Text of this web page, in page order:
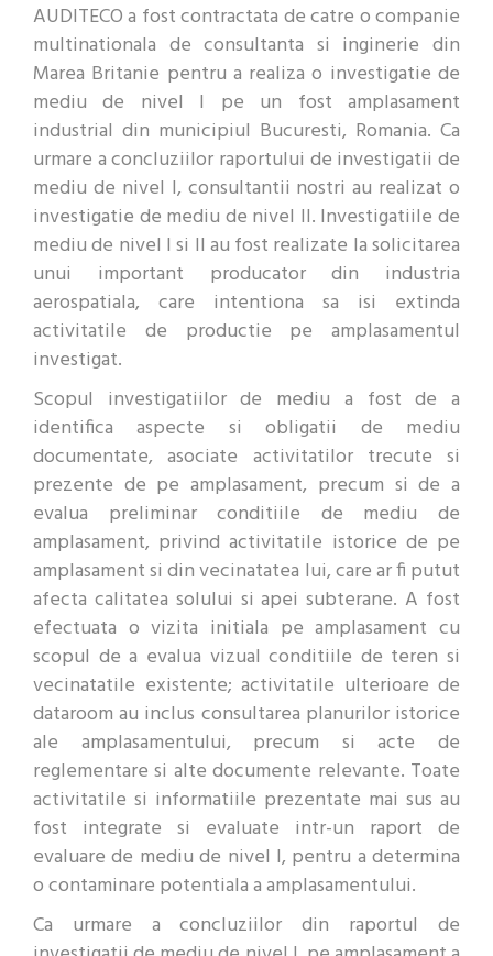
AUDITECO a fost contractata de catre o companie
multinationala de consultanta si inginerie din
Marea Britanie pentru a realiza o investigatie de
mediu de nivel I pe un fost amplasament
industrial din municipiul Bucuresti, Romania. Ca
urmare a concluziilor raportului de investigatii de
mediu de nivel I, consultantii nostri au realizat o
investigatie de mediu de nivel II. Investigatiile de
mediu de nivel I si II au fost realizate la solicitarea
unui important producator din industria
aerospatiala, care intentiona sa isi extinda
activitatile de productie pe amplasamentul
investigat.
Scopul investigatiilor de mediu a fost de a
identifica aspecte si obligatii de mediu
documentate, asociate activitatilor trecute si
prezente de pe amplasament, precum si de a
evalua preliminar conditiile de mediu de
amplasament, privind activitatile istorice de pe
amplasament si din vecinatatea lui, care ar fi putut
afecta calitatea solului si apei subterane. A fost
efectuata o vizita initiala pe amplasament cu
scopul de a evalua vizual conditiile de teren si
vecinatatile existente; activitatile ulterioare de
dataroom au inclus consultarea planurilor istorice
ale amplasamentului, precum si acte de
reglementare si alte documente relevante. Toate
activitatile si informatiile prezentate mai sus au
fost integrate si evaluate intr-un raport de
evaluare de mediu de nivel I, pentru a determina
o contaminare potentiala a amplasamentului.
Ca urmare a concluziilor din raportul de